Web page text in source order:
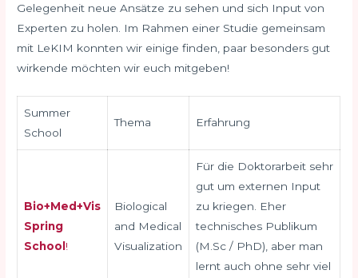
Gelegenheit neue Ansätze zu sehen und sich Input von
Experten zu holen. Im Rahmen einer Studie gemeinsam
mit LeKIM konnten wir einige finden, paar besonders gut
wirkende möchten wir euch mitgeben!
Summer
School
Thema Erfahrung
Bio+Med+Vis
Spring
School!
Biological
and Medical
Visualization
Für die Doktorarbeit sehr
gut um externen Input
zu kriegen. Eher
technisches Publikum
(M.Sc / PhD), aber man
lernt auch ohne sehr viel